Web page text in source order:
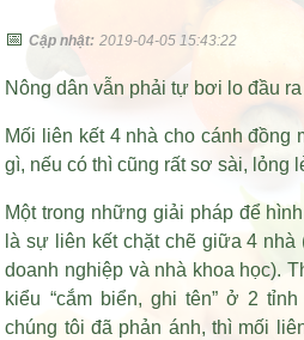
📅Cập nhật: 2019-04-05 15:43:22
Nông dân vẫn phải tự bơi lo đầu
Mối liên kết 4 nhà cho cánh đồng
gì, nếu có thì cũng rất sơ sài, lỏng
Một trong những giải pháp để
là sự liên kết chặt chẽ giữa 4
doanh nghiệp và nhà khoa học).
kiểu “cắm biển, ghi tên” ở 2
chúng tôi đã phản ánh, thì mối